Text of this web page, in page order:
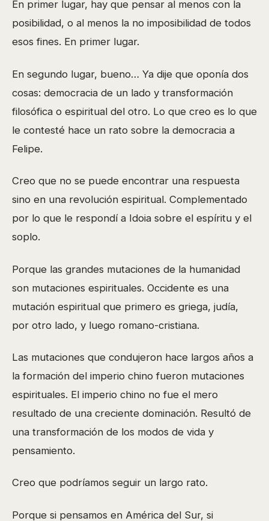
En primer lugar, hay que pensar al menos con la
posibilidad, o al menos la no imposibilidad de todos
esos fines. En primer lugar.
En segundo lugar, bueno… Ya dije que oponía dos
cosas: democracia de un lado y transformación
filosófica o espiritual del otro. Lo que creo es lo que
le contesté hace un rato sobre la democracia a
Felipe.
Creo que no se puede encontrar una respuesta
sino en una revolución espiritual. Complementado
por lo que le respondí a Idoia sobre el espíritu y el
soplo.
Porque las grandes mutaciones de la humanidad
son mutaciones espirituales. Occidente es una
mutación espiritual que primero es griega, judía,
por otro lado, y luego romano-cristiana.
Las mutaciones que condujeron hace largos años a
la formación del imperio chino fueron mutaciones
espirituales. El imperio chino no fue el mero
resultado de una creciente dominación. Resultó de
una transformación de los modos de vida y
pensamiento.
Creo que podríamos seguir un largo rato.
Porque si pensamos en América del Sur, si